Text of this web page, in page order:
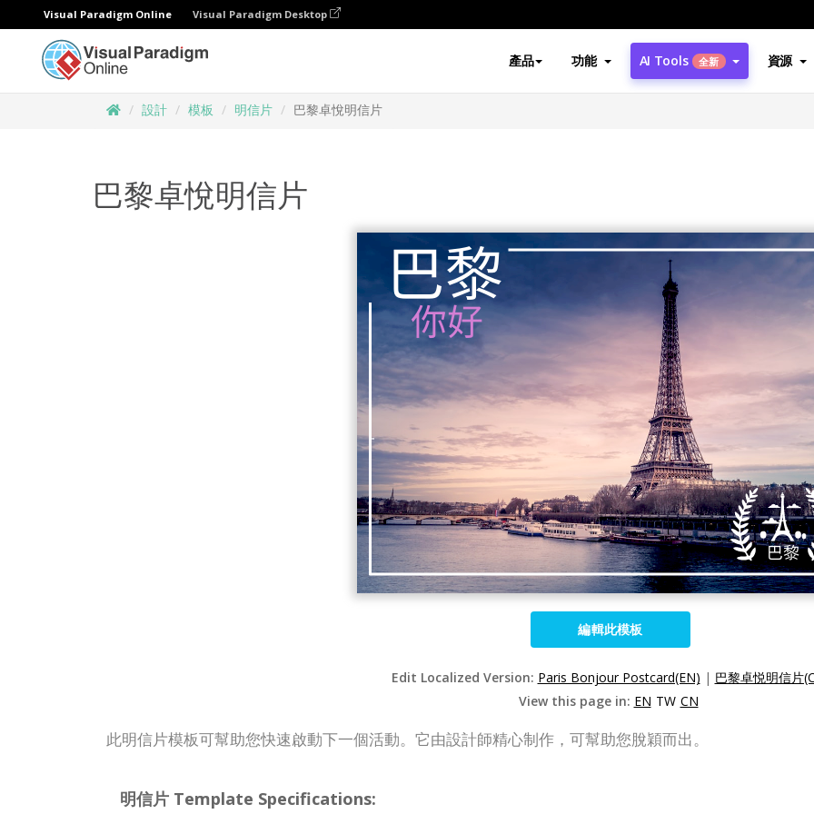
Visual Paradigm Online Visual Paradigm Desktop
產品 功能 AI Tools 全新 資源
設計 模板 明信片 巴黎卓悅明信片
巴黎卓悅明信片
編輯此模板
Edit Localized Version: Paris Bonjour Postcard(EN) | 巴黎卓悦明信片
View this page in: EN TW CN
此明信片模板可幫助您快速啟動下一個活動。它由設計師精心制作，可幫助您脫穎而出。
明信片 Template Specifications: